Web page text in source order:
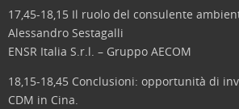
17,45-18,15 Il ruolo del consulente
Alessandro Sestagalli
ENSR Italia S.r.l. – Gruppo AECOM
18,15-18,45 Conclusioni: opportunità di
CDM in Cina.